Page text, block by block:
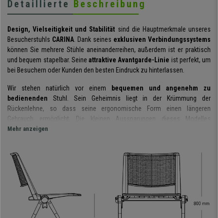
Detaillierte Beschreibung
Design, Vielseitigkeit und Stabilität sind die Hauptmerkmale unseres
Besucherstuhls CARINA. Dank seines exklusiven Verbindungssystems
können Sie mehrere Stühle aneinanderreihen, außerdem ist er praktisch
und bequem stapelbar. Seine attraktive Avantgarde-Linie ist perfekt, um
bei Besuchern oder Kunden den besten Eindruck zu hinterlassen.
Wir stehen natürlich vor einem
bequemen und angenehm zu
bedienenden Stuhl. Sein Geheimnis liegt in der Krümmung der
Rückenlehne, so dass seine ergonomische Form einen längeren
Gebrauch ermöglicht. Die kleinen Aussparungen dieses Modelles
verstärken das moderne Erscheinungsbild und erleichtern gleichzeitig die
Im Hinblick auf Vielseitigkeit hat dieses Modell zwei große Vorteile: Zum
Einen sind bis zu 20 Stühle
und zum Anderen sind die Stühle
der Reihe verbindbar
. Dies ist durch ein innovatives patentiertes System
möglich, so dass eine herausragende Stabilität und Sicherheit
gewährleistet wird.
Mehr anzeigen